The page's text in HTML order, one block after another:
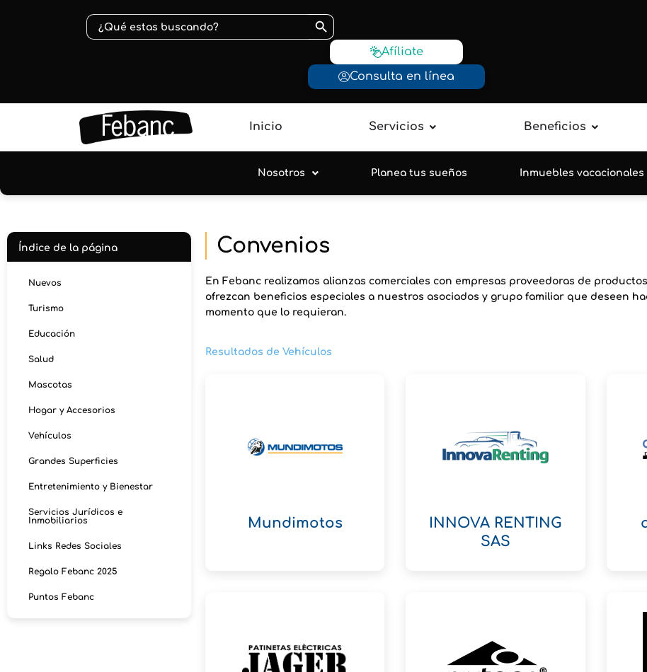
Buscar:
Botón de búsqueda
Afíliate
Consulta en línea
Inicio Servicios Beneficios
Nosotros Planea tus sueños Inmuebles vacacionales
Índice de la página
Nuevos
Turismo
Educación
Salud
Mascotas
Hogar y Accesorios
Vehículos
Grandes Superficies
Entretenimiento y Bienestar
Servicios Jurídicos e
Inmobiliarios
Links Redes Sociales
Regalo Febanc 2025
Puntos Febanc
Convenios
En Febanc realizamos alianzas comerciales con empresas proveedoras de
ofrezcan beneficios especiales a nuestros asociados y grupo familiar que deseen
momento que lo requieran.
Resultados de Vehículos
Mundimotos
INNOVA RENTING
SAS